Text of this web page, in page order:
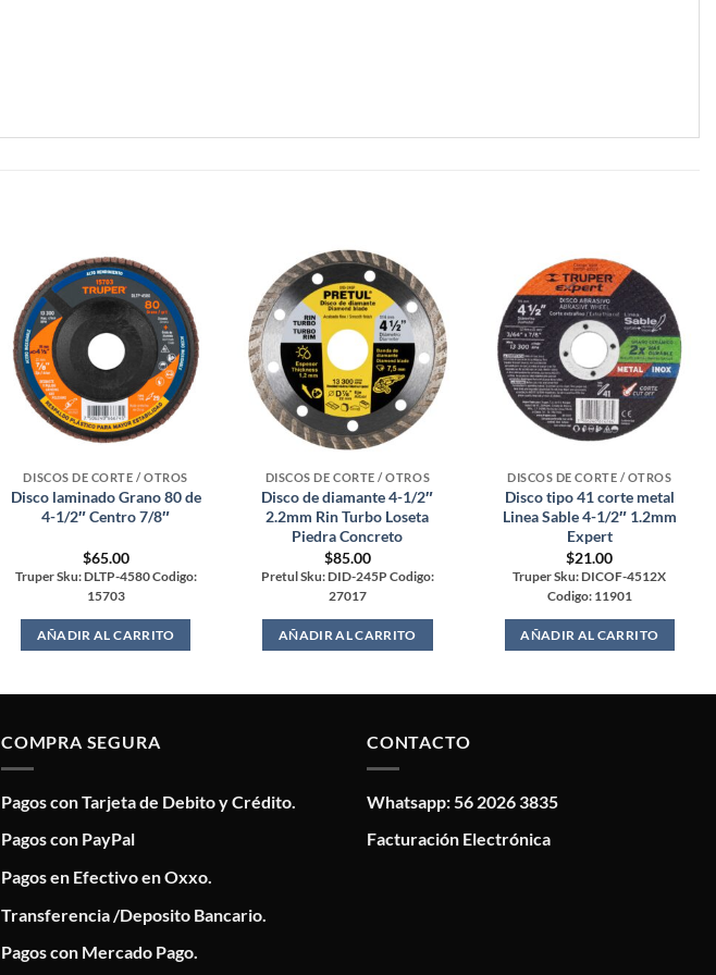
DISCOS DE CORTE / OTROS
Disco laminado Grano 80 de
4-1/2″ Centro 7/8″
$65.00
Truper Sku: DLTP-4580 Codigo:
15703
AÑADIR AL CARRITO
DISCOS DE CORTE / OTROS
Disco de diamante 4-1/2″
2.2mm Rin Turbo Loseta
Piedra Concreto
$85.00
Pretul Sku: DID-245P Codigo:
27017
AÑADIR AL CARRITO
DISCOS DE CORTE / OTROS
Disco tipo 41 corte metal
Linea Sable 4-1/2″ 1.2mm
Expert
$21.00
Truper Sku: DICOF-4512X
Codigo: 11901
AÑADIR AL CARRITO
COMPRA SEGURA
Pagos con Tarjeta de Debito y Crédito.
Pagos con PayPal
Pagos en Efectivo en Oxxo.
Transferencia /Deposito Bancario.
Pagos con Mercado Pago.
CONTACTO
Whatsapp: 56 2026 3835
Facturación Electrónica